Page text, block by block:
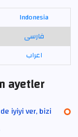
Indonesia
فارسی
اعراب
ayetler
iyiyi ver, bizi